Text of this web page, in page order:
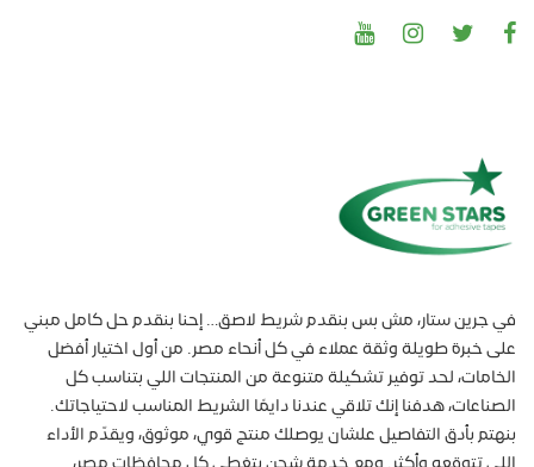
في جرين ستار، مش بس بنقدم شريط لاصق… إحنا بنقدم حل كامل مبني
على خبرة طويلة وثقة عملاء في كل أنحاء مصر. من أول اختيار أفضل
الخامات، لحد توفير تشكيلة متنوعة من المنتجات اللي بتناسب كل
الصناعات، هدفنا إنك تلاقي عندنا دايمًا الشريط المناسب لاحتياجاتك.
بنهتم بأدق التفاصيل علشان يوصلك منتج قوي، موثوق، ويقدّم الأداء
اللي تتوقعه وأكثر. ومع خدمة شحن بتغطي كل محافظات مصر،